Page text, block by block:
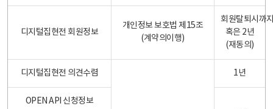
디지털집현전 회원정보
개인정보 보호법 제15조
(계약의이행)
회원탈퇴시까
혹은 2년
(재동의)
디지털집현전 의견수렴 1년
OPEN API 신청정보